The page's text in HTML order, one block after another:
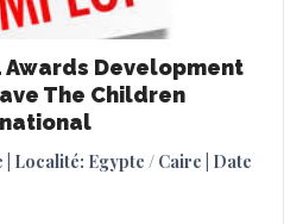
Awards Development
The Children
Localité: Egypte / Caire | Date